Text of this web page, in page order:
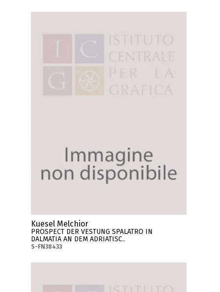
Kuesel Melchior
PROSPECT DER VESTUNG SPALATRO IN
DALMATIA AN DEM ADRIATISC..
S-FN38433